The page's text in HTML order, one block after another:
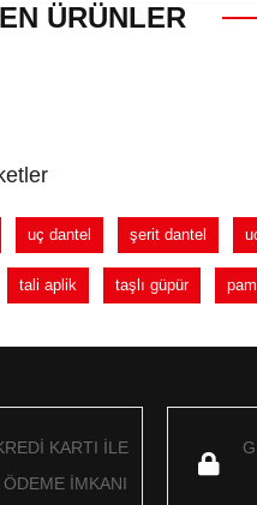
ÜRÜNLER
uç dantel şerit dantel
tali aplik taşlı güpür
KARTI İLE
ÖDEME İMKANI